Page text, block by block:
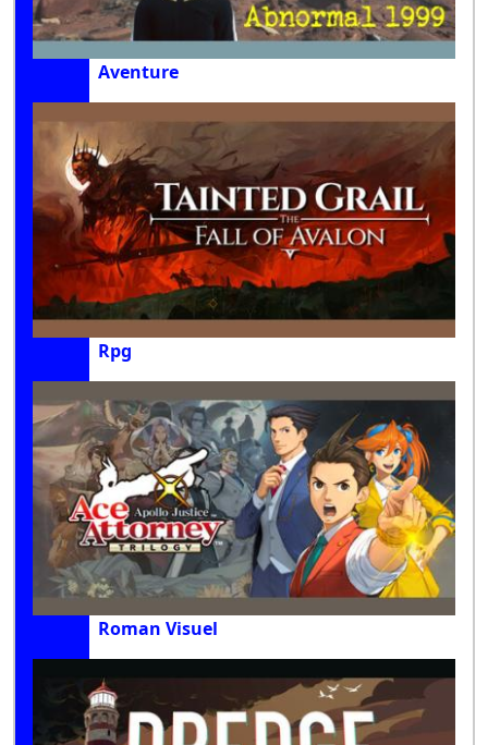
Aventure
Rpg
Roman Visuel